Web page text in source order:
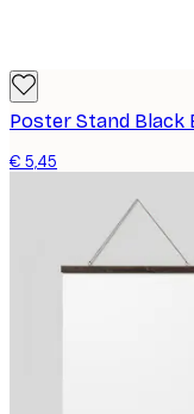
Poster Stand Black
€ 5,45